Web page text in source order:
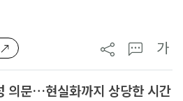
가
의문…현실화까지 상당한 시간